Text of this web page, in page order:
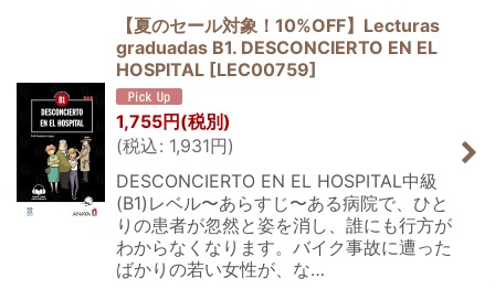
並び順:
【夏のセール対象！10%OFF】Lecturas
graduadas B1. DESCONCIERTO EN EL
HOSPITAL [LEC00759]
1,755円 (税別)
(税込: 1,931円)
DESCONCIERTO EN EL HOSPITAL中級
(B1)レベル〜あらすじ〜ある病院で、ひと
りの患者が忽然と姿を消し、誰にも行方が
わからなくなります。バイク事故に遭った
ばかりの若い女性が、な…